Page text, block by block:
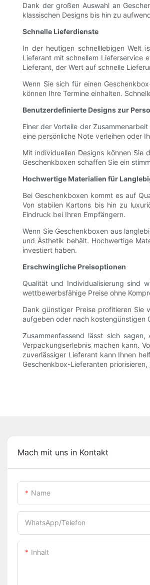
Dank der großen Auswahl an
klassischen Designs bis hin zu
Schnelle Lieferdienste
In der heutigen schnelllebigen Welt
Lieferant mit schnellem Lieferservice
Lieferant, der Wert auf schnelle
Wenn Sie sich für einen
können Ihre Termine einhalten.
Benutzerdefinierte Designs zur
Einer der Vorteile der
eine persönliche Note verleihen oder
Mit individuellen Designs können Sie
Geschenkboxen schaffen Sie ein
Hochwertige Materialien für
Bei Geschenkboxen kommt es auf
Von stabilen Kartons bis hin zu
Eindruck bei Ihren Empfängern.
Wenn Sie Geschenkboxen aus
und Ästhetik behält. Hochwertige
investiert haben.
Erschwingliche Preisoptionen
Qualität und Individualisierung sind
wettbewerbsfähige Preise ohne
Dank günstiger Preise profitieren Sie
aufgeben oder nach kostengünstigen
Zusammenfassend lässt sich
Verpackungserlebnis machen kann.
zuverlässiger Lieferant kann Ihnen
Geschenkbox-Lieferanten
Mach mit uns in Kontakt
Name
WhatsApp/Telefon
Inhalt